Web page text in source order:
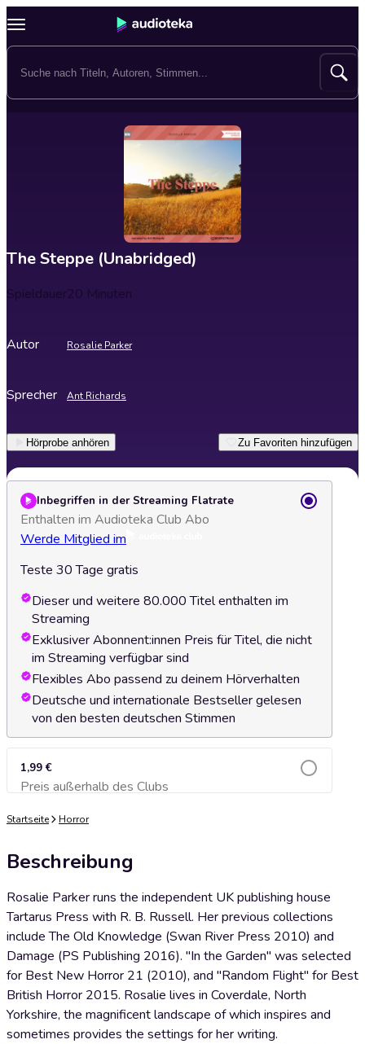
The Steppe (Unabridged)
Spieldauer20 Minuten
Autor Rosalie Parker
Sprecher Ant Richards
Hörprobe anhören Zu Favoriten hinzufügen
Inbegriffen in der Streaming Flatrate
Enthalten im Audioteka Club Abo
Werde Mitglied im
Teste 30 Tage gratis
Dieser und weitere 80.000 Titel enthalten im
Streaming
Exklusiver Abonnent:innen Preis für Titel, die nicht
im Streaming verfügbar sind
Flexibles Abo passend zu deinem Hörverhalten
Deutsche und internationale Bestseller gelesen
von den besten deutschen Stimmen
1,99 €
Preis außerhalb des ClubsZum Warenkorb hinzufügen
Startseite Horror
Beschreibung
Rosalie Parker runs the independent UK publishing house
Tartarus Press with R. B. Russell. Her previous collections
include The Old Knowledge (Swan River Press 2010) and
Damage (PS Publishing 2016). "In the Garden" was selected
for Best New Horror 21 (2010), and "Random Flight" for Best
British Horror 2015. Rosalie lives in Coverdale, North
Yorkshire, the magnificent landscape of which inspires and
sometimes provides the settings for her writing.